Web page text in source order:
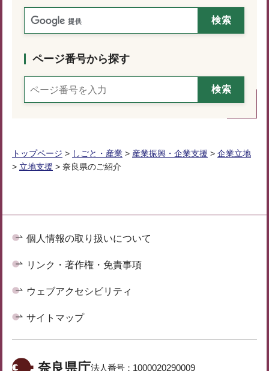
ページ番号から探す
トップページ > しごと・産業 > 産業振興・企業支援 > 企業立地
> 立地支援 > 奈良県のご紹介
個人情報の取り扱いについて
リンク・著作権・免責事項
ウェブアクセシビリティ
サイトマップ
奈良県庁法人番号： 1000020290009